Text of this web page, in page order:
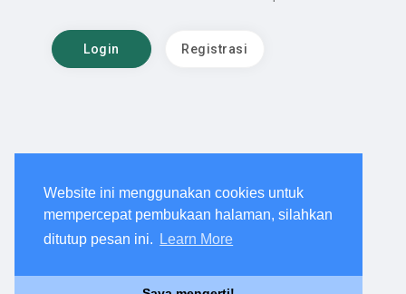
Website ini menggunakan cookies untuk
mempercepat pembukaan halaman, silahkan
ditutup pesan ini.
Learn More
Login Registrasi